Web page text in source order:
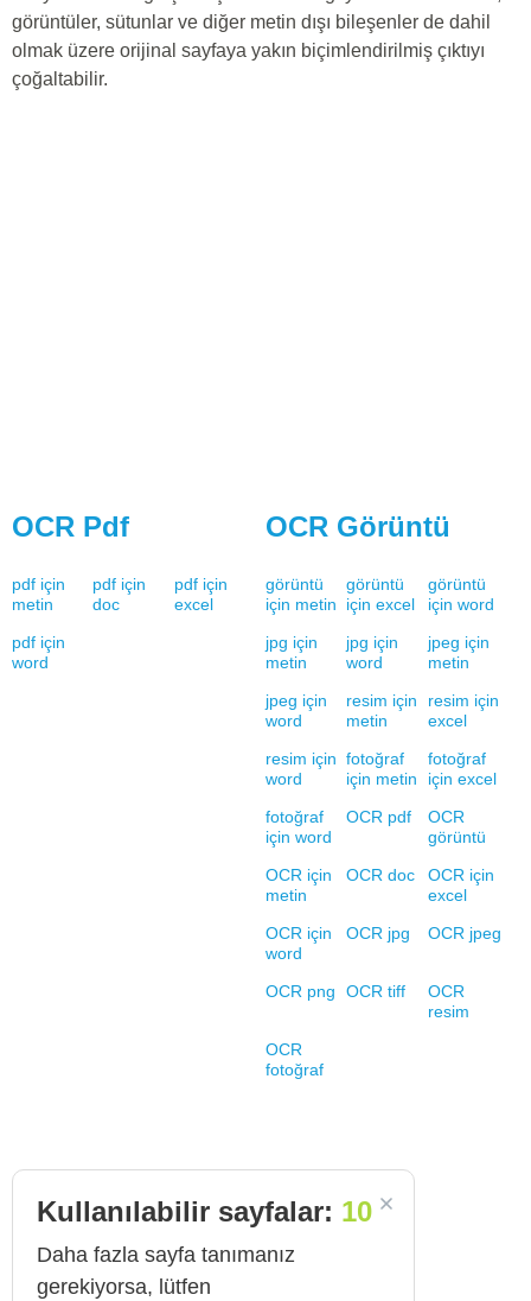
görüntüler, sütunlar ve diğer metin dışı bileşenler de dahil
olmak üzere orijinal sayfaya yakın biçimlendirilmiş çıktıyı
çoğaltabilir.
OCR Pdf
pdf için
metin
pdf için
doc
pdf için
excel
pdf için
word
OCR Görüntü
görüntü
için metin
görüntü
için excel
görüntü
için word
jpg için
metin
jpg için
word
jpeg için
metin
jpeg için
word
resim için
metin
resim için
excel
resim için
word
fotoğraf
için metin
fotoğraf
için excel
fotoğraf
için word
OCR pdf
OCR
görüntü
OCR için
metin
OCR doc
OCR için
excel
OCR için
word
OCR jpg OCR jpeg
OCR png OCR tiff
OCR
resim
OCR
fotoğraf
Kullanılabilir sayfalar: 10
Daha fazla sayfa tanımanız
gerekiyorsa, lütfen